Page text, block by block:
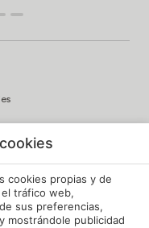
de España
cookies propias y de
tráfico web,
sus preferencias,
mostrándole publicidad